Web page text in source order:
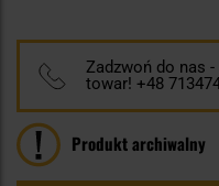
Zadzwoń do nas
towar! +48
Produkt archiwalny